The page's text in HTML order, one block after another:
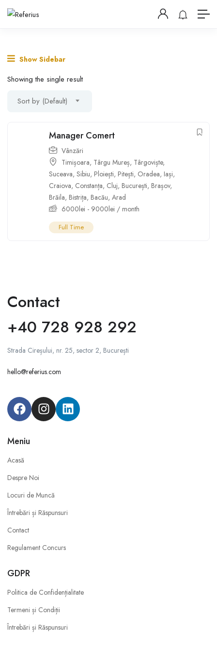
Show Sidebar
Showing the single result
Sort by (Default)
Manager Comert
Vânzări
Timișoara, Târgu Mureș, Târgoviște,
Suceava, Sibiu, Ploiești, Pitești, Oradea, Iași,
Craiova, Constanța, Cluj, București, Brașov,
Brăila, Bistrița, Bacău, Arad
6000lei - 9000lei / month
Full Time
Contact
+40 728 928 292
Strada Cireșului, nr. 25, sector 2, București
hello@referius.com
Meniu
Acasă
Despre Noi
Locuri de Muncă
Întrebări și Răspunsuri
Contact
Regulament Concurs
GDPR
Politica de Confidențialitate
Termeni și Condiții
Întrebări și Răspunsuri